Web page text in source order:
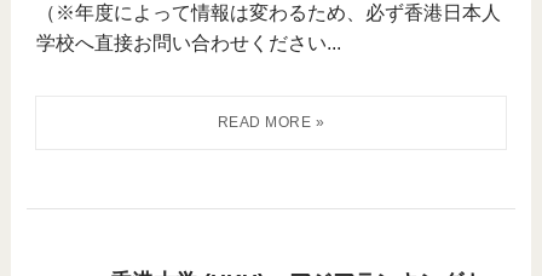
（※年度によって情報は変わるため、必ず香港日本人
学校へ直接お問い合わせください...